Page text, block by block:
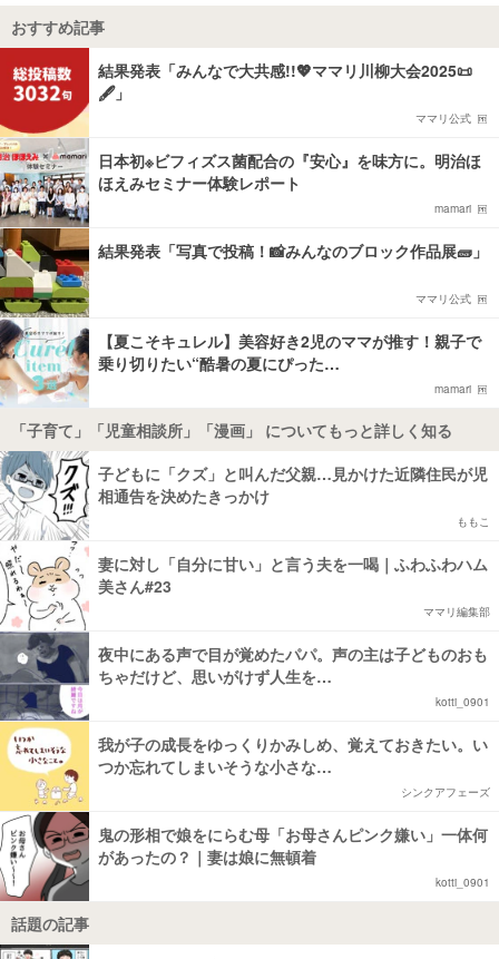
おすすめ記事
結果発表「みんなで大共感!!💖ママリ川柳大会2025📜
🖋️」
ママリ公式
日本初※ビフィズス菌配合の『安心』を味方に。明治ほ
ほえみセミナー体験レポート
mamari
結果発表「写真で投稿！📸みんなのブロック作品展🧱」
ママリ公式
【夏こそキュレル】美容好き2児のママが推す！親子で
乗り切りたい“酷暑の夏にぴった…
mamari
「子育て」「児童相談所」「漫画」 についてもっと詳しく知る
子どもに「クズ」と叫んだ父親…見かけた近隣住民が児
相通告を決めたきっかけ
ももこ
妻に対し「自分に甘い」と言う夫を一喝｜ふわふわハム
美さん#23
ママリ編集部
夜中にある声で目が覚めたパパ。声の主は子どものおも
ちゃだけど、思いがけず人生を…
kotti_0901
我が子の成長をゆっくりかみしめ、覚えておきたい。い
つか忘れてしまいそうな小さな…
シンクアフェーズ
鬼の形相で娘をにらむ母「お母さんピンク嫌い」一体何
があったの？｜妻は娘に無頓着
kotti_0901
話題の記事